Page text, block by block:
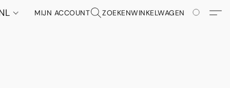
MIJN ACCOUNT ZOEKENWINKELWAGEN